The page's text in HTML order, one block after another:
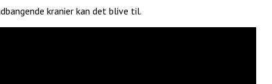
kranier kan det blive til.